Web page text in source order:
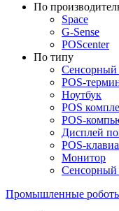
По
Space
G-Sense
POScenter
По типу
Сенсорный
POS-
Ноутбук
POS
POS-
Дисплей
POS-
Монитор
Сенсорный
Промышленные